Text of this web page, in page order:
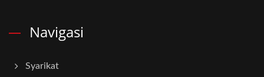
Navigasi
Syarikat